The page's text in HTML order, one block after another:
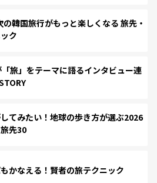
韓国旅行がもっと楽しくなる 旅先・
ク
旅」をテーマに語るインタビュー連
てみたい！地球の歩き方が選ぶ2026
先30
かなえる！賢者の旅テクニック